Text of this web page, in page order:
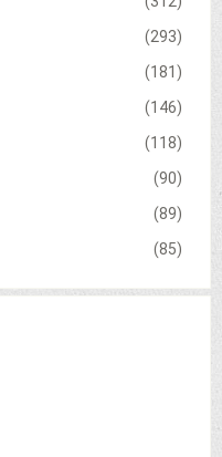
(293)
(181)
(146)
(118)
(90)
(89)
(85)